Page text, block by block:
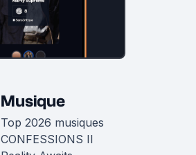
Musique
Top 2026 musiques
CONFESSIONS II